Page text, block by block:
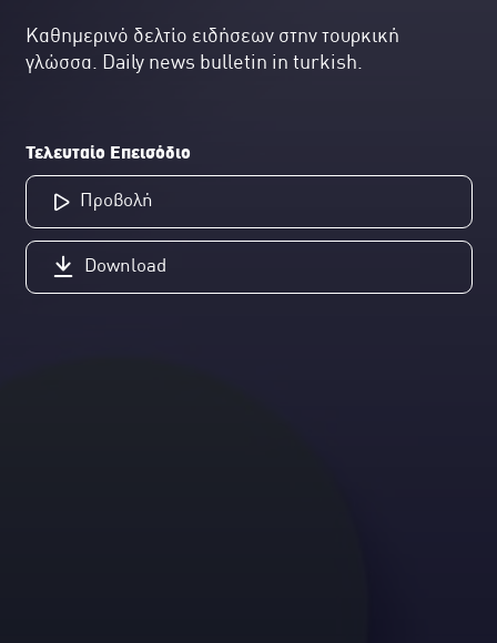
Kαθημερινό δελτίο ειδήσεων στην τουρκική
γλώσσα. Daily news bulletin in turkish.
Τελευταίο Επεισόδιο
Προβολή
Download